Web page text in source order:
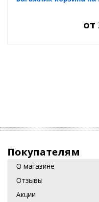
от
Покупателям
О магазине
Отзывы
Акции